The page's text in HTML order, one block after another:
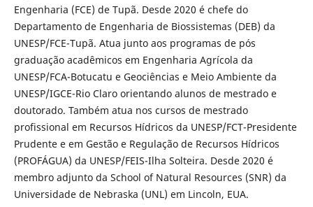
Engenharia (FCE) de Tupã. Desde 2020 é chefe do
Departamento de Engenharia de Biossistemas (DEB) da
UNESP/FCE-Tupã. Atua junto aos programas de pós
graduação acadêmicos em Engenharia Agrícola da
UNESP/FCA-Botucatu e Geociências e Meio Ambiente da
UNESP/IGCE-Rio Claro orientando alunos de mestrado e
doutorado. Também atua nos cursos de mestrado
profissional em Recursos Hídricos da UNESP/FCT-Presidente
Prudente e em Gestão e Regulação de Recursos Hídricos
(PROFÁGUA) da UNESP/FEIS-Ilha Solteira. Desde 2020 é
membro adjunto da School of Natural Resources (SNR) da
Universidade de Nebraska (UNL) em Lincoln, EUA.